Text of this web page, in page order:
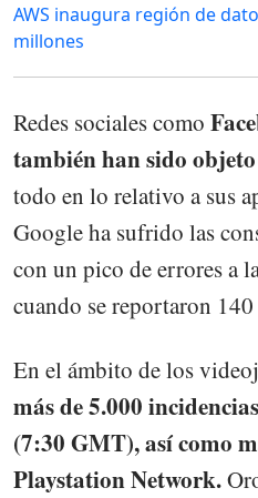
AWS inaugura región de
millones
Redes sociales como
también han sido
todo en lo relativo a sus
Google ha sufrido las
con un pico de errores a
cuando se reportaron
En el ámbito de los
más de 5.000
(7:30 GMT), así como
Playstation Network.